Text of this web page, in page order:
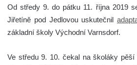
Od středy 9. do pátku 11. října 2019
Jiřetíně pod Jedlovou uskutečnil
základní školy Východní Varnsdorf.
Ve středu 9. 10. čekal na školáky